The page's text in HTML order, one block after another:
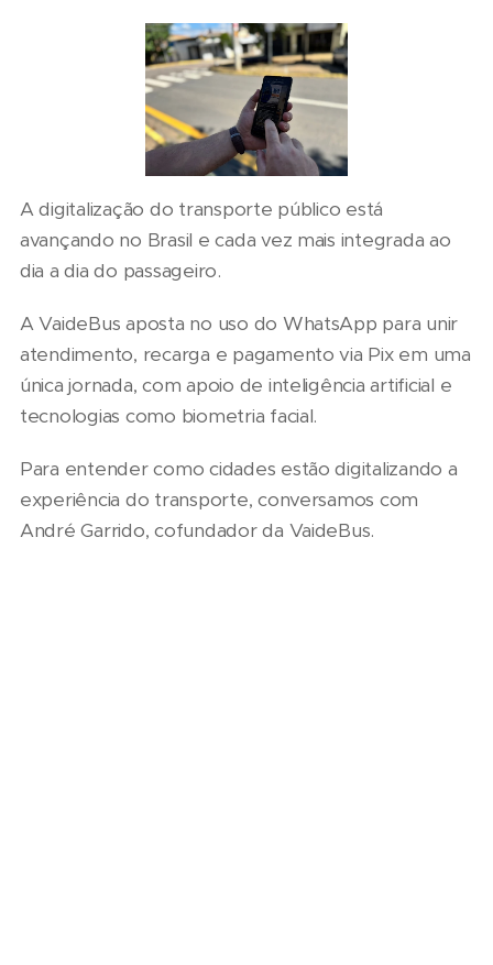
A digitalização do transporte público está
avançando no Brasil e cada vez mais integrada ao
dia a dia do passageiro.
A VaideBus aposta no uso do WhatsApp para unir
atendimento, recarga e pagamento via Pix em uma
única jornada, com apoio de inteligência artificial e
tecnologias como biometria facial.
Para entender como cidades estão digitalizando a
experiência do transporte, conversamos com
André Garrido, cofundador da VaideBus.